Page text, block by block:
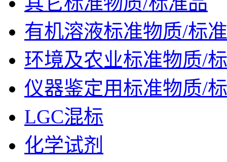
有机溶液标准物质/标
环境及农业标准物质/
仪器鉴定用标准物质/
LGC混标
化学试剂